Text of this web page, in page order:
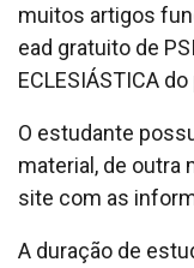
muitos artigos
ead gratuito de
ECLESIÁSTICA
O estudante
material, de outra
site com as
A duração de